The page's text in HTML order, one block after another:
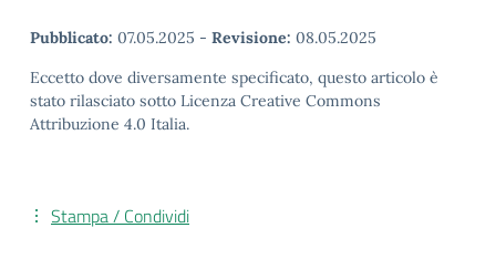
Pubblicato: 07.05.2025 - Revisione: 08.05.2025
Eccetto dove diversamente specificato, questo articolo è
stato rilasciato sotto Licenza Creative Commons
Attribuzione 4.0 Italia.
Stampa / Condividi